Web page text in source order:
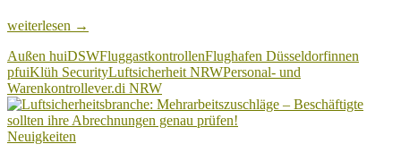
Flughafen
Außen
hui,
hinter
den
Kulissen
pfui
weiterlesen →
Außen huiDSWFluggastkontrollenFlughafen Düsseldorfinnen
pfuiKlüh SecurityLuftsicherheit NRWPersonal- und
Warenkontrollever.di NRW
Neuigkeiten